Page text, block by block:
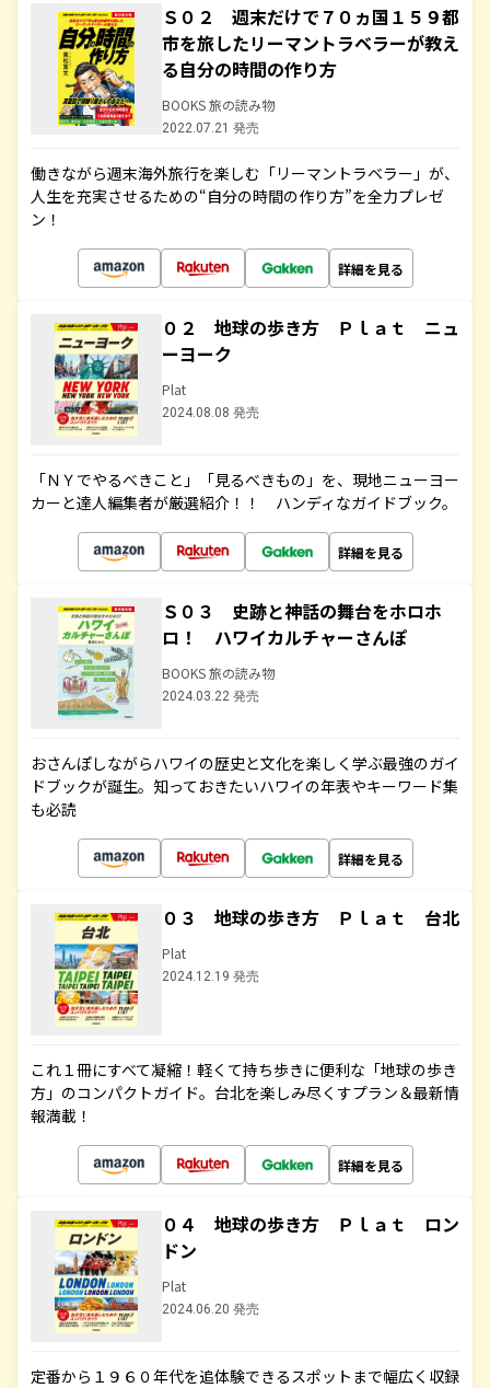
Ｓ０２ 週末だけで７０ヵ国１５９都
市を旅したリーマントラベラーが教え
る自分の時間の作り方
BOOKS 旅の読み物
2022.07.21 発売
働きながら週末海外旅行を楽しむ「リーマントラベラー」が、
人生を充実させるための“自分の時間の作り方”を全力プレゼ
ン！
詳細を見る
０２ 地球の歩き方 Ｐｌａｔ ニュ
ーヨーク
Plat
2024.08.08 発売
「ＮＹでやるべきこと」「見るべきもの」を、現地ニューヨー
カーと達人編集者が厳選紹介！！ ハンディなガイドブック。
詳細を見る
Ｓ０３ 史跡と神話の舞台をホロホ
ロ！ ハワイカルチャーさんぽ
BOOKS 旅の読み物
2024.03.22 発売
おさんぽしながらハワイの歴史と文化を楽しく学ぶ最強のガイ
ドブックが誕生。知っておきたいハワイの年表やキーワード集
も必読
詳細を見る
０３ 地球の歩き方 Ｐｌａｔ 台北
Plat
2024.12.19 発売
これ１冊にすべて凝縮！軽くて持ち歩きに便利な「地球の歩き
方」のコンパクトガイド。台北を楽しみ尽くすプラン＆最新情
報満載！
詳細を見る
０４ 地球の歩き方 Ｐｌａｔ ロン
ドン
Plat
2024.06.20 発売
定番から１９６０年代を追体験できるスポットまで幅広く収録